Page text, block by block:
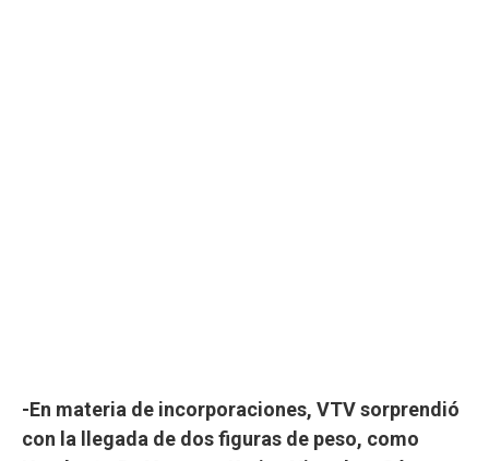
-En materia de incorporaciones, VTV sorprendió
con la llegada de dos figuras de peso, como